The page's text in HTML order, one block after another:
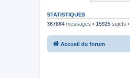
STATISTIQUES
367884 messages • 15925 sujets •
Accueil du forum